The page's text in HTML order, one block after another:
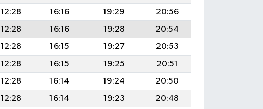
12:28 16:16 19:29
20:56
12:28 16:16 19:28
20:54
12:28 16:15 19:27
20:53
12:28 16:15 19:25
20:51
12:28 16:14 19:24
20:50
12:28 16:14 19:23
20:48